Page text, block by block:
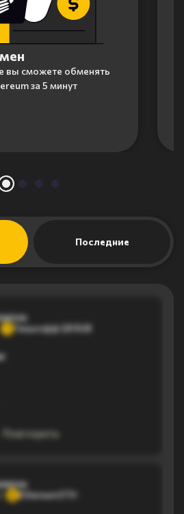
вы сможете обменять
за 5 минут
Последние
Тинькофф QR RUB
Повторить
Ethereum ETH